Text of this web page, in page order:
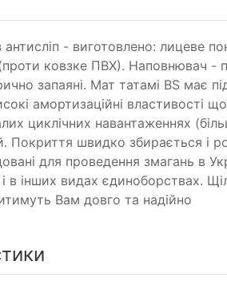
антисліп - виготовлено: лицеве
ковзке ПВХ). Наповнювач -
запаяні. Мат татамі BS має
амортизаційні властивості
циклічних навантаженнях
Покриття швидко збирається і
для проведення змагань в
в інших видах єдиноборствах.
Вам довго та надійно